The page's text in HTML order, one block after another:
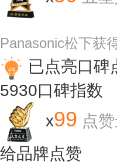
Panasonic松下获
已点亮口碑
5930口碑指数
x99 点
给品牌点赞